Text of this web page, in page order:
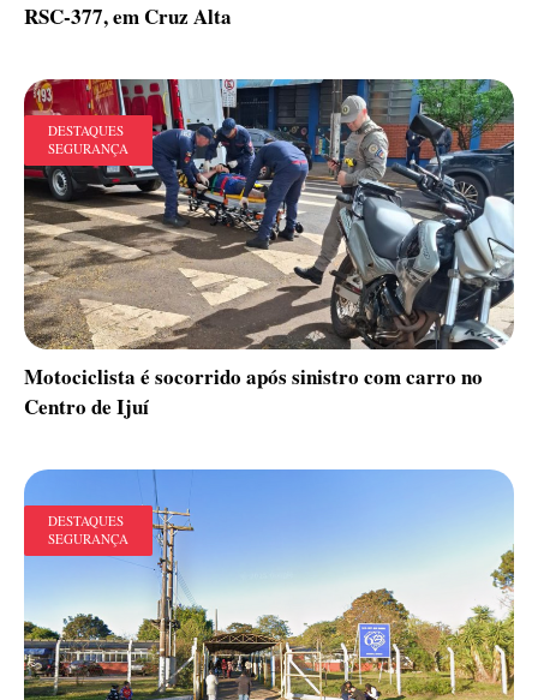
RSC-377, em Cruz Alta
DESTAQUES
SEGURANÇA
Motociclista é socorrido após sinistro com carro no
Centro de Ijuí
DESTAQUES
SEGURANÇA